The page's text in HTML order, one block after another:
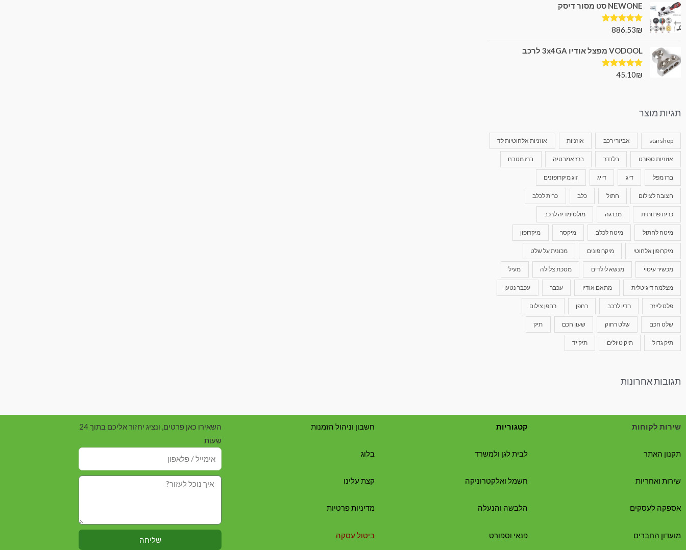
NEWONE סט מסור דיסק
דורג5.00
886.53₪
VODOOL מפצל אודיו 3x4GA לרכב
דורג5.00
45.10₪
תגיות מוצר
starshop אביזרי רכב אוזניות אוזניות אלחוטיות לד
אוזניות ספורט בלנדר ברז אמבטיה ברז מטבח
ברז מפל דיג דייג זוג מיקרופונים
חצובה לצילום חתול כלב כרית לכלב
כרית פרוותית מברגה מולטימדיה לרכב
מיטה לחתול מיטה לכלב מיקסר מיקרופון
מיקרופון אלחוטי מיקרופונים מכונית על שלט
מכשיר עיסוי מנשא לילדים מסכת צלילה מעיל
מצלמה דיגיטלית מתאם אודיו עכבר עכבר נטען
פלס לייזר רדיו לרכב רחפן רחפן צילום
שלט חכם שלט רחוק שעון חכם תיק
תיק גדול תיק טיולים תיק יד
תגובות אחרונות
שירות לקוחות
תקנון האתר
שירות ואחריות
אספקה לעסקים
מועדון החברים
קטגוריות
לבית לגן ולמשרד
חשמל ואלקטרוניקה
הלבשה והנעלה
פנאי וספורט
חשבון וניהול הזמנות
בלוג
קצת עלינו
מדיניות פרטיות
ביטול עסקה
השאירו כאן פרטים, ונציג יחזור אליכם בתוך 24
שעות
שליחה